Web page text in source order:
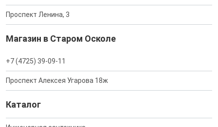
Проспект Ленина, 3
Магазин в Старом Осколе
+7 (4725) 39-09-11
Проспект Алексея Угарова 18ж
Каталог